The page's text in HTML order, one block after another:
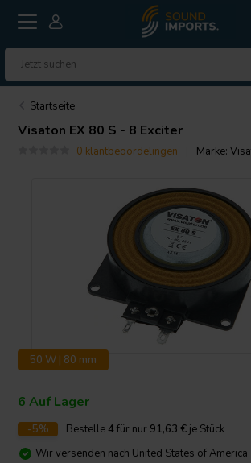
Startseite
Visaton EX 80 S - 8 Exciter
0 klantbeoordelingen Marke:
50 W | 80 mm
6 Auf Lager
-5% Bestelle4 für nur 91,63 € je Stück
Wir versenden nach United States of America